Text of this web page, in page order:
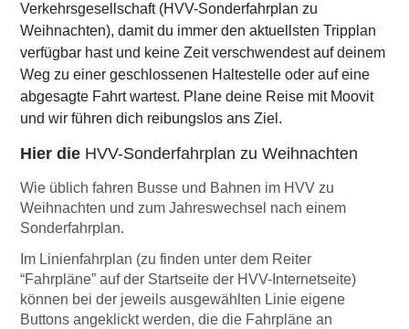
Verkehrsgesellschaft (HVV-Sonderfahrplan zu
Weihnachten), damit du immer den aktuellsten Tripplan
verfügbar hast und keine Zeit verschwendest auf deinem
Weg zu einer geschlossenen Haltestelle oder auf eine
abgesagte Fahrt wartest. Plane deine Reise mit Moovit
und wir führen dich reibungslos ans Ziel.
Hier die HVV-Sonderfahrplan zu Weihnachten
Wie üblich fahren Busse und Bahnen im HVV zu
Weihnachten und zum Jahreswechsel nach einem
Sonderfahrplan.
Im Linienfahrplan (zu finden unter dem Reiter
“Fahrpläne” auf der Startseite der HVV-Internetseite)
können bei der jeweils ausgewählten Linie eigene
Buttons angeklickt werden, die die Fahrpläne an